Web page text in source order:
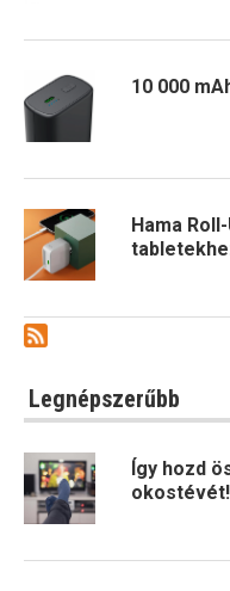
10 000
Hama
Legnépszerűbb
Így hozd
okostévét!